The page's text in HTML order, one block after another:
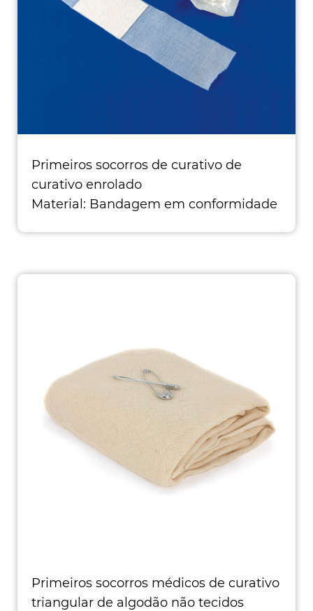
Primeiros socorros de curativo de
curativo enrolado
Material: Bandagem em conformidade
Primeiros socorros médicos de curativo
triangular de algodão não tecidos